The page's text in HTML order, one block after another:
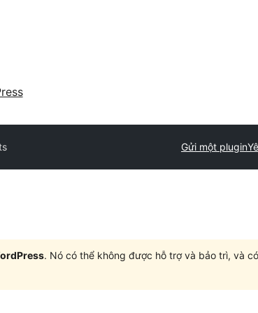
Gửi một plugin
. Nó có thể không được hỗ trợ và bảo trì, và